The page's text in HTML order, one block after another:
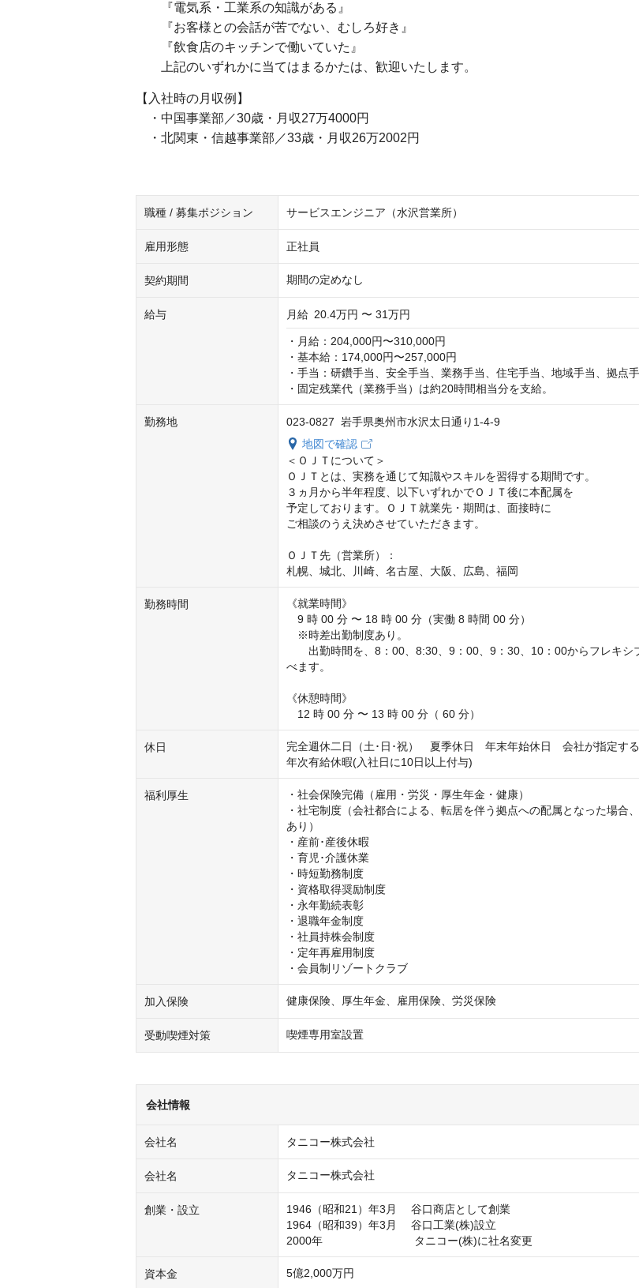
『電気系・工業系の知識がある』
『お客様との会話が苦でない、むしろ好き』
『飲食店のキッチンで働いていた』
上記のいずれかに当てはまるかたは、歓迎いたします。
【入社時の月収例】
・中国事業部／30歳・月収27万4000円
・北関東・信越事業部／33歳・月収26万2002円
職種 / 募集ポジション サービスエンジニア（水沢営業所）
雇用形態 正社員
契約期間 期間の定めなし
給与 月給 20.4万円 〜 31万円
・月給：204,000円〜310,000円
・基本給：174,000円〜257,000円
・手当：研鑽手当、安全手当、業務手当、住宅手当、地域手当、拠点
・固定残業代（業務手当）は約20時間相当分を支給。
勤務地
023-0827 岩手県奥州市水沢太日通り1-4-9
地図で確認
＜ＯＪＴについて＞
ＯＪＴとは、実務を通じて知識やスキルを習得する期間です。
３ヵ月から半年程度、以下いずれかでＯＪＴ後に本配属を
予定しております。ＯＪＴ就業先・期間は、面接時に
ご相談のうえ決めさせていただきます。
ＯＪＴ先（営業所）：
札幌、城北、川崎、名古屋、大阪、広島、福岡
勤務時間
《就業時間》
9 時 00 分 〜 18 時 00 分（実働 8 時間 00 分）
※時差出勤制度あり。
出勤時間を、8：00、8:30、9：00、9：30、10：00からフレキシ
べます。
《休憩時間》
12 時 00 分 〜 13 時 00 分（ 60 分）
休日
完全週休二日（土･日･祝）　夏季休日　年末年始休日　会社が指定す
年次有給休暇(入社日に10日以上付与)
福利厚生
・社会保険完備（雇用・労災・厚生年金・健康）
・社宅制度（会社都合による、転居を伴う拠点への配属となった場合
あり）
・産前･産後休暇
・育児･介護休業
・時短勤務制度
・資格取得奨励制度
・永年勤続表彰
・退職年金制度
・社員持株会制度
・定年再雇用制度
・会員制リゾートクラブ
加入保険 健康保険、厚生年金、雇用保険、労災保険
受動喫煙対策 喫煙専用室設置
会社情報
会社名 タニコー株式会社
会社名 タニコー株式会社
創業・設立
1946（昭和21）年3月 　谷口商店として創業
1964（昭和39）年3月 　谷口工業(株)設立
資本金 5億2,000万円